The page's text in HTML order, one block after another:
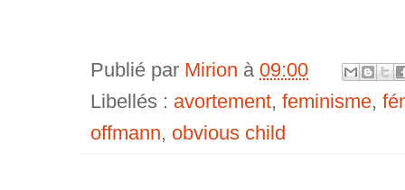
Publié par Mirion à 09:00
Libellés : avortement, feminisme,
offmann, obvious child